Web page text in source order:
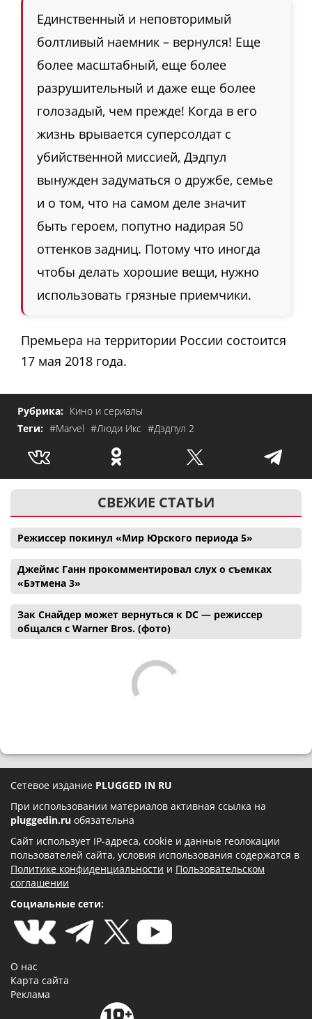
Единственный и неповторимый
болтливый наемник – вернулся! Еще
более масштабный, еще более
разрушительный и даже еще более
голозадый, чем прежде! Когда в его
жизнь врывается суперсолдат с
убийственной миссией, Дэдпул
вынужден задуматься о дружбе, семье
и о том, что на самом деле значит
быть героем, попутно надирая 50
оттенков задниц. Потому что иногда
чтобы делать хорошие вещи, нужно
использовать грязные приемчики.
Премьера на территории России состоится
17 мая 2018 года.
Рубрика: Кино и сериалы
Теги: #Marvel #Люди Икс #Дэдпул 2
СВЕЖИЕ СТАТЬИ
Режиссер покинул «Мир Юрского периода 5»
Джеймс Ганн прокомментировал слух о съемках
«Бэтмена 3»
Зак Снайдер может вернуться к DC — режиссер
общался с Warner Bros. (фото)
Сетевое издание PLUGGED IN RU
При использовании материалов активная ссылка на
pluggedin.ru обязательна
Сайт использует IP-адреса, cookie и данные геолокации
пользователей сайта, условия использования содержатся в
Политике конфиденциальности и Пользовательском
соглашении
Социальные сети:
О нас
Карта сайта
Реклама